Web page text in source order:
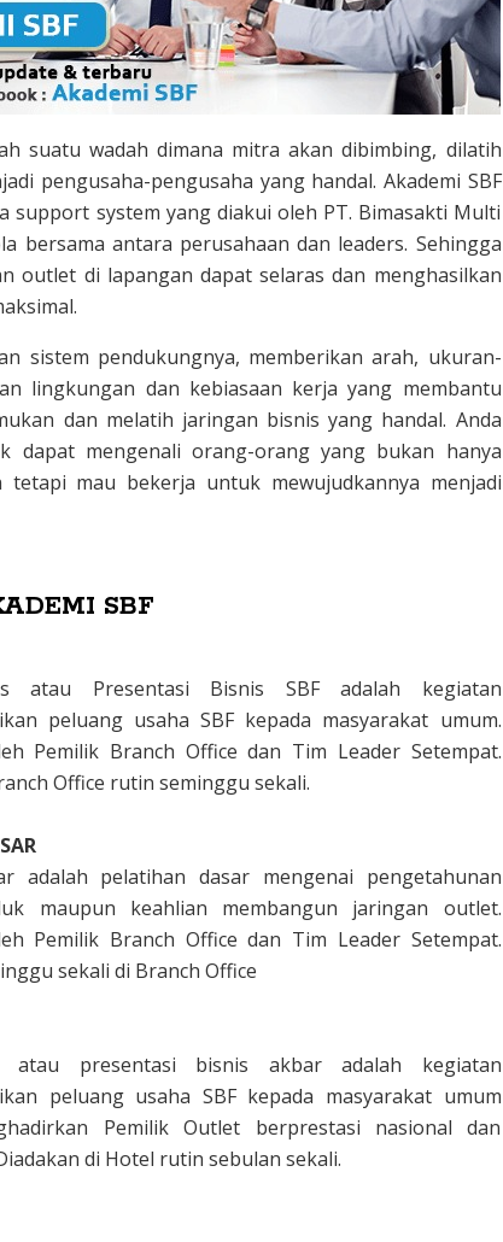
t
r
a
B
i
s
n
i
s
t
a
y
suatu wadah dimana mitra akan dibimbing, dilatih
pengusaha-pengusaha yang handal. Akademi SBF
support system yang diakui oleh PT. Bimasakti Multi
bersama antara perusahaan dan leaders. Sehingga
outlet di lapangan dapat selaras dan menghasilkan
sistem pendukungnya, memberikan arah, ukuran-
lingkungan dan kebiasaan kerja yang membantu
dan melatih jaringan bisnis yang handal. Anda
dapat mengenali orang-orang yang bukan hanya
tetapi mau bekerja untuk mewujudkannya menjadi
SBF
atau Presentasi Bisnis SBF adalah kegiatan
peluang usaha SBF kepada masyarakat umum.
Pemilik Branch Office dan Tim Leader Setempat.
Office rutin seminggu sekali.
adalah pelatihan dasar mengenai pengetahunan
maupun keahlian membangun jaringan outlet.
Pemilik Branch Office dan Tim Leader Setempat.
sekali di Branch Office
atau presentasi bisnis akbar adalah kegiatan
peluang usaha SBF kepada masyarakat umum
Pemilik Outlet berprestasi nasional dan
di Hotel rutin sebulan sekali.